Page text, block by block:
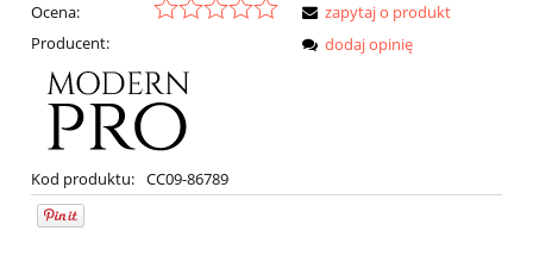
Ocena:
Producent:
Kod produktu: CC09-86789
zapytaj o produkt
dodaj opinię